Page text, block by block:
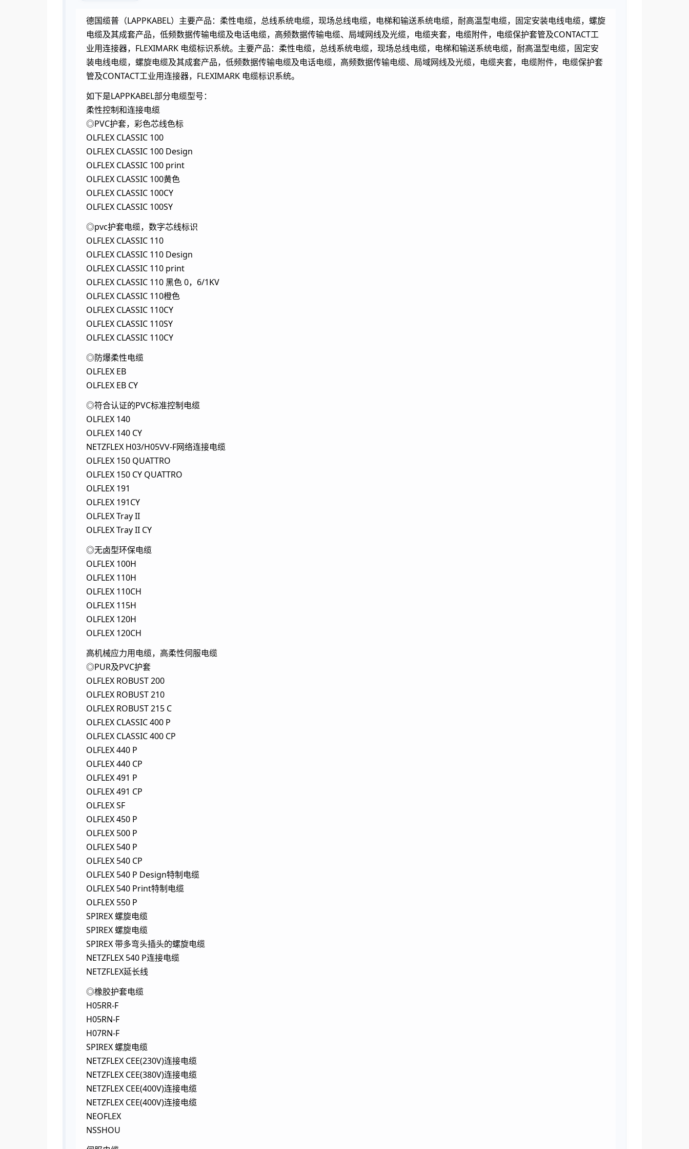
德国缆普（LAPPKABEL）主要产品：柔性电缆，总线系统电缆，现场总线电缆，电梯和输送系统电缆，耐高温型电缆，固定安装电线电缆，螺旋
电缆及其成套产品，低频数据传输电缆及电话电缆，高频数据传输电缆、局域网线及光缆，电缆夹套，电缆附件，电缆保护套管及CONTACT工
业用连接器，FLEXIMARK 电缆标识系统。主要产品：柔性电缆，总线系统电缆，现场总线电缆，电梯和输送系统电缆，耐高温型电缆，固定安
装电线电缆，螺旋电缆及其成套产品，低频数据传输电缆及电话电缆，高频数据传输电缆、局域网线及光缆，电缆夹套，电缆附件，电缆保护套
管及CONTACT工业用连接器，FLEXIMARK 电缆标识系统。
如下是LAPPKABEL部分电缆型号：
柔性控制和连接电缆
◎PVC护套，彩色芯线色标
OLFLEX CLASSIC 100
OLFLEX CLASSIC 100 Design
OLFLEX CLASSIC 100 print
OLFLEX CLASSIC 100黄色
OLFLEX CLASSIC 100CY
OLFLEX CLASSIC 100SY
◎pvc护套电缆，数字芯线标识
OLFLEX CLASSIC 110
OLFLEX CLASSIC 110 Design
OLFLEX CLASSIC 110 print
OLFLEX CLASSIC 110 黑色 0，6/1KV
OLFLEX CLASSIC 110橙色
OLFLEX CLASSIC 110CY
OLFLEX CLASSIC 110SY
OLFLEX CLASSIC 110CY
◎防爆柔性电缆
OLFLEX EB
OLFLEX EB CY
◎符合认证的PVC标准控制电缆
OLFLEX 140
OLFLEX 140 CY
NETZFLEX H03/H05VV-F网络连接电缆
OLFLEX 150 QUATTRO
OLFLEX 150 CY QUATTRO
OLFLEX 191
OLFLEX 191CY
OLFLEX Tray II
OLFLEX Tray II CY
◎无卤型环保电缆
OLFLEX 100H
OLFLEX 110H
OLFLEX 110CH
OLFLEX 115H
OLFLEX 120H
OLFLEX 120CH
高机械应力用电缆，高柔性伺服电缆
◎PUR及PVC护套
OLFLEX ROBUST 200
OLFLEX ROBUST 210
OLFLEX ROBUST 215 C
OLFLEX CLASSIC 400 P
OLFLEX CLASSIC 400 CP
OLFLEX 440 P
OLFLEX 440 CP
OLFLEX 491 P
OLFLEX 491 CP
OLFLEX SF
OLFLEX 450 P
OLFLEX 500 P
OLFLEX 540 P
OLFLEX 540 CP
OLFLEX 540 P Design特制电缆
OLFLEX 540 Print特制电缆
OLFLEX 550 P
SPIREX 螺旋电缆
SPIREX 螺旋电缆
SPIREX 带多弯头插头的螺旋电缆
NETZFLEX 540 P连接电缆
NETZFLEX延长线
◎橡胶护套电缆
H05RR-F
H05RN-F
H07RN-F
SPIREX 螺旋电缆
NETZFLEX CEE(230V)连接电缆
NETZFLEX CEE(380V)连接电缆
NETZFLEX CEE(400V)连接电缆
NETZFLEX CEE(400V)连接电缆
NEOFLEX
NSSHOU